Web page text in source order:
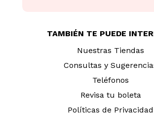
TAMBIÉN TE PUEDE
Nuestras Tiendas
Consultas y
Teléfonos
Revisa tu boleta
Políticas de Privacidad